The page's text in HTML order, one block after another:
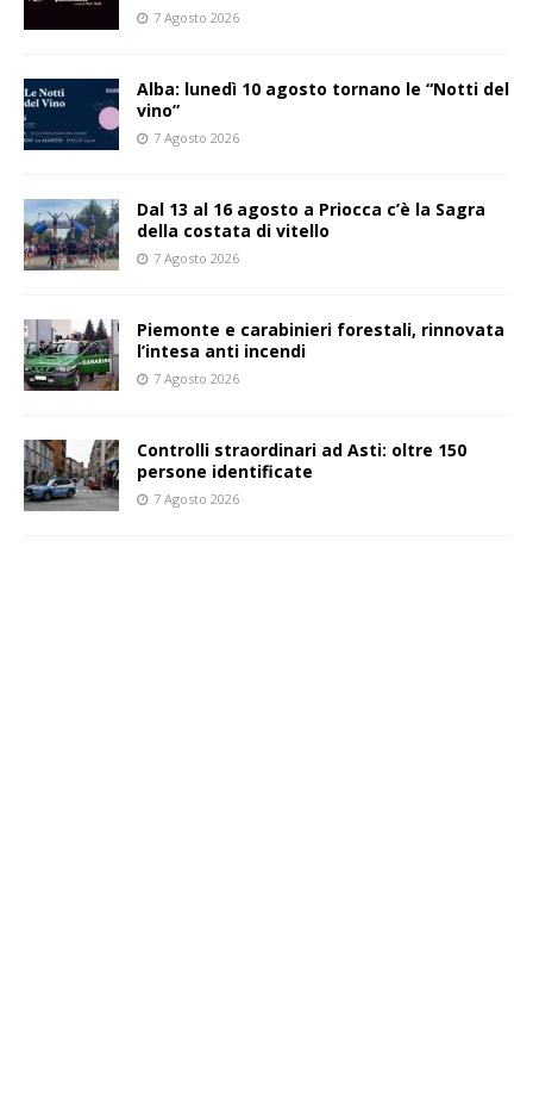
7 Agosto 2026
Alba: lunedì 10 agosto tornano le “Notti del
vino”
7 Agosto 2026
Dal 13 al 16 agosto a Priocca c’è la Sagra
della costata di vitello
7 Agosto 2026
Piemonte e carabinieri forestali, rinnovata
l’intesa anti incendi
7 Agosto 2026
Controlli straordinari ad Asti: oltre 150
persone identificate
7 Agosto 2026